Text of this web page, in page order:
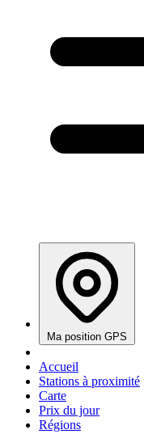
Ma position GPS
Accueil
Stations à proximité
Carte
Prix du jour
Régions